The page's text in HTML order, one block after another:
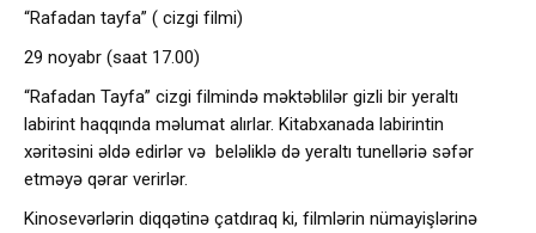
“Rafadan tayfa” ( cizgi filmi)
29 noyabr (saat 17.00)
“Rafadan Tayfa” cizgi filmində məktəblilər gizli bir yeraltı
labirint haqqında məlumat alırlar. Kitabxanada labirintin
xəritəsini əldə edirlər və beləliklə də yeraltı tunelləriə səfər
etməyə qərar verirlər.
Kinosevərlərin diqqətinə çatdıraq ki, filmlərin nümayişlərinə